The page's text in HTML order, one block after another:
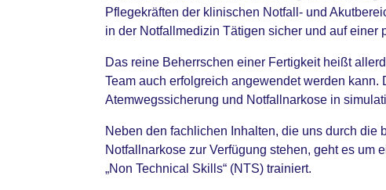
Pflegekräften der klinischen Notfall- und
in der Notfallmedizin Tätigen sicher und auf
Das reine Beherrschen einer Fertigkeit heißt
Team auch erfolgreich angewendet werden
Atemwegssicherung und Notfallnarkose in
Neben den fachlichen Inhalten, die uns durch
Notfallnarkose zur Verfügung stehen, geht es um
„Non Technical Skills“ (NTS) trainiert.